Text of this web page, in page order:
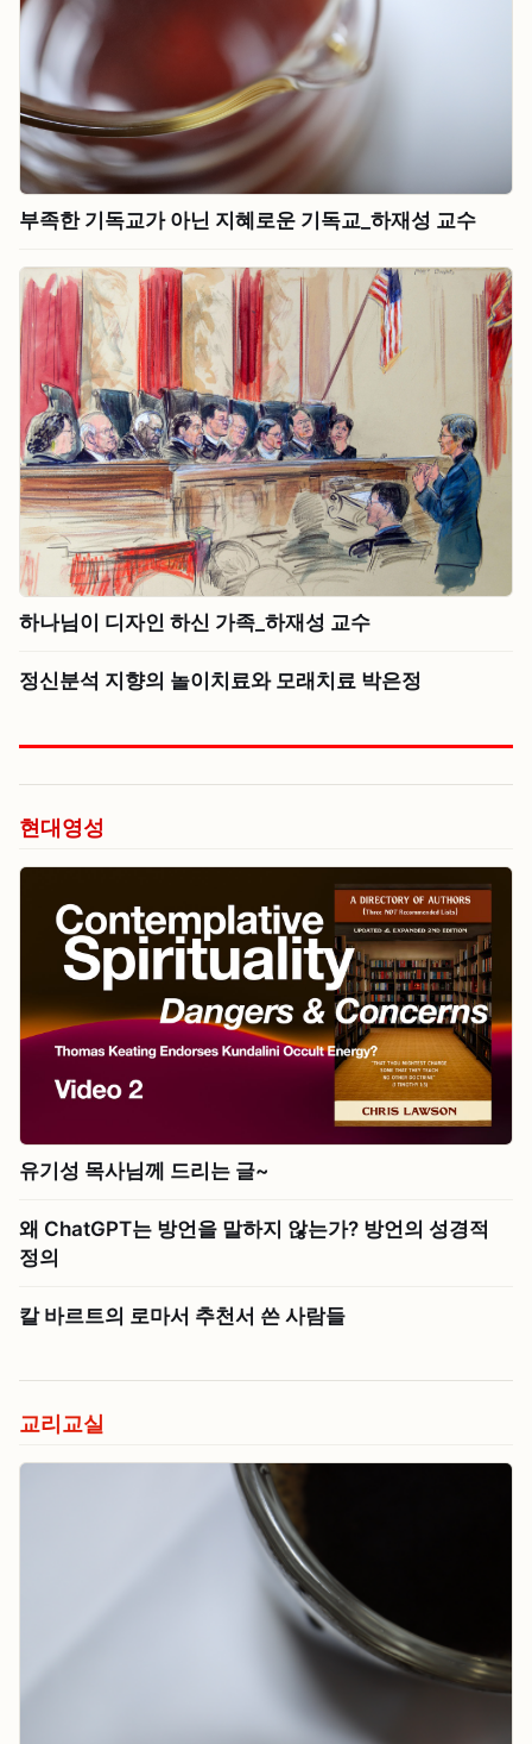
부족한 기독교가 아닌 지혜로운 기독교_하재성 교수
하나님이 디자인 하신 가족_하재성 교수
정신분석 지향의 놀이치료와 모래치료 박은정
현대영성
유기성 목사님께 드리는 글~
왜 ChatGPT는 방언을 말하지 않는가? 방언의 성경적
정의
칼 바르트의 로마서 추천서 쓴 사람들
교리교실